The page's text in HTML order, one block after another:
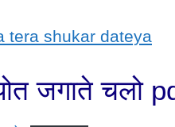
tera shukar dateya
जगाते चलो